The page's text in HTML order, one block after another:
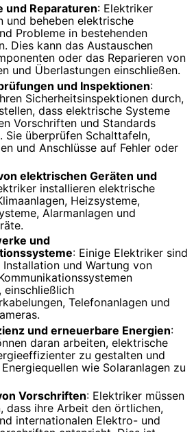
und Reparaturen: Elektriker
und beheben elektrische
Probleme in bestehenden
Dies kann das Austauschen
oder das Reparieren von
und Überlastungen einschließen.
und Inspektionen:
Sicherheitsinspektionen durch,
dass elektrische Systeme
Vorschriften und Standards
Sie überprüfen Schalttafeln,
und Anschlüsse auf Fehler oder
elektrischen Geräten und
installieren elektrische
Heizsysteme,
Alarmanlagen und
und
: Einige Elektriker sind
und Wartung von
einschließlich
Telefonanlagen und
und erneuerbare Energien:
daran arbeiten, elektrische
zu gestalten und
wie Solaranlagen zu
Vorschriften: Elektriker müssen
dass ihre Arbeit den örtlichen,
internationalen Elektro- und